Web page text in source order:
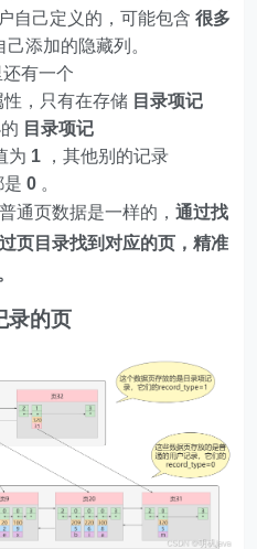
自己定义的，可能包含很多
添加的隐藏列。
有一个
性，只有在存储 目录项记
目录项记
为 1 ，其他别的记录
是0 。
通页数据是一样的，通过找
页目录找到对应的页，精准
录的页